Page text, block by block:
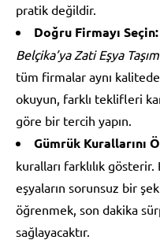
pratik değildir.
Doğru Firmayı Seçin:
Belçika’ya Zati Eşya
tüm firmalar aynı
okuyun, farklı teklifleri
göre bir tercih yapın.
Gümrük Kurallarını
kuralları farklılık gösterir.
eşyaların sorunsuz bir
öğrenmek, son dakika
sağlayacaktır.